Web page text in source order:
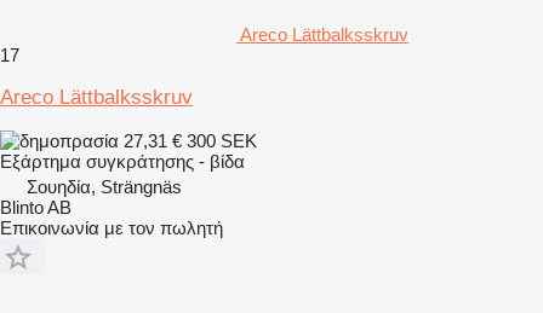
Areco Lättbalksskruv
17
Areco Lättbalksskruv
27,31 € 300 SEK
Εξάρτημα συγκράτησης - βίδα
Σουηδία, Strängnäs
Blinto AB
Επικοινωνία με τον πωλητή